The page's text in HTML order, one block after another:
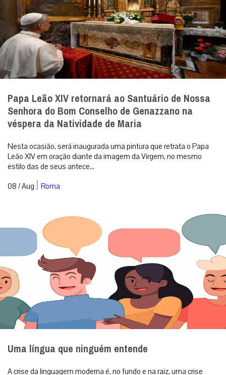
Papa Leão XIV retornará ao Santuário de Nossa
Senhora do Bom Conselho de Genazzano na
véspera da Natividade de Maria
Nesta ocasião, será inaugurada uma pintura que retrata o Papa
Leão XIV em oração diante da imagem da Virgem, no mesmo
estilo das de seus antece...
08 / Aug | Roma
Uma língua que ninguém entende
A crise da linguagem moderna é, no fundo e na raiz, uma crise